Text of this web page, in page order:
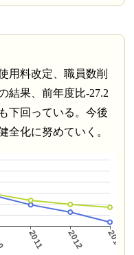
用料改定、職員数削
結果、前年度比-27.2
下回っている。今後
全化に努めていく。